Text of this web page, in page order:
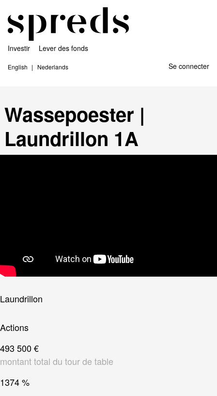
Investir Lever des fonds
English Nederlands Se connecter
Wassepoester |
Laundrillon 1A
Laundrillon
Actions
493 500 €
montant total du tour de table
1374 %